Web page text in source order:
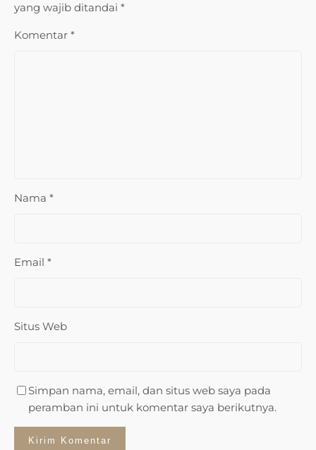
yang wajib ditandai *
Komentar *
Nama *
Email *
Situs Web
Simpan nama, email, dan situs web saya pada
peramban ini untuk komentar saya berikutnya.